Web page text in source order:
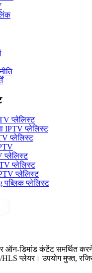
प्लेलिस्ट
IPTV प्लेलिस्ट
प्लेलिस्ट
प्लेलिस्ट
प्लेलिस्ट
प्लेलिस्ट
पब्लिक प्लेलिस्ट
ऑन-डिमांड कंटेंट समर्थित
प्लेयर। उपयोग मुफ्त,